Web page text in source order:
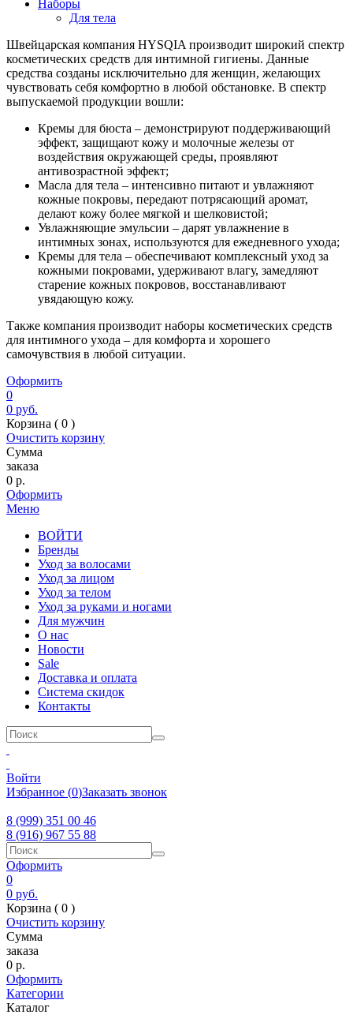
Наборы
Для тела
Швейцарская компания HYSQIA производит широкий спектр
косметических средств для интимной гигиены. Данные
средства созданы исключительно для женщин, желающих
чувствовать себя комфортно в любой обстановке. В спектр
выпускаемой продукции вошли:
Кремы для бюста – демонстрируют поддерживающий
эффект, защищают кожу и молочные железы от
воздействия окружающей среды, проявляют
антивозрастной эффект;
Масла для тела – интенсивно питают и увлажняют
кожные покровы, передают потрясающий аромат,
делают кожу более мягкой и шелковистой;
Увлажняющие эмульсии – дарят увлажнение в
интимных зонах, используются для ежедневного ухода;
Кремы для тела – обеспечивают комплексный уход за
кожными покровами, удерживают влагу, замедляют
старение кожных покровов, восстанавливают
увядающую кожу.
Также компания производит наборы косметических средств
для интимного ухода – для комфорта и хорошего
самочувствия в любой ситуации.
Оформить
0
0 руб.
Корзина ( 0 )
Очистить корзину
Сумма
заказа
0 р.
Оформить
Меню
ВОЙТИ
Бренды
Уход за волосами
Уход за лицом
Уход за телом
Уход за руками и ногами
Для мужчин
О нас
Новости
Sale
Доставка и оплата
Система скидок
Контакты
Войти
Избранное (0)Заказать звонок
8 (999) 351 00 46
8 (916) 967 55 88
Оформить
0
0 руб.
Корзина ( 0 )
Очистить корзину
Сумма
заказа
0 р.
Оформить
Категории
Каталог